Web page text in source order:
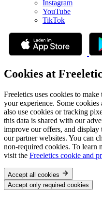
Instagram
YouTube
TikTok
Cookies at
Freeletics uses cookies to
your experience. Some
also use cookies or tracking
this data is shared with our
improve our offers, and display
our partner websites. You can
non-required cookies. To learn
visit the Freeletics cookie and
Accept all cookies
Accept only required cookies